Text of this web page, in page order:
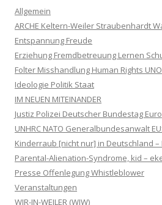
Allgemein
ARCHE Keltern-Weiler Straubenhardt
Entspannung Freude
Erziehung Fremdbetreuung Lernen
Folter Misshandlung Human Rights UNO
Ideologie Politik Staat
IM NEUEN MITEINANDER
Justiz Polizei Deutscher Bundestag
UNHRC NATO Generalbundesanwalt
Kinderraub [nicht nur] in Deutschland
Parental-Alienation-Syndrome, kid –
Presse Offenlegung Whistleblower
Veranstaltungen
WIR-IN-WEILER (WIW)